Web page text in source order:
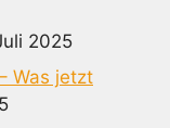
2025
Was jetzt